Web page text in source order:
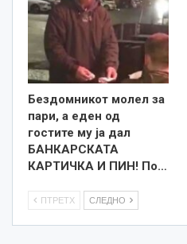
Бездомникот молел за
пари, а еден од
гостите му ја дал
БАНКАРСКАТА
КАРТИЧКА И ПИН! По…
ПТРЕТХ СЛЕДНО